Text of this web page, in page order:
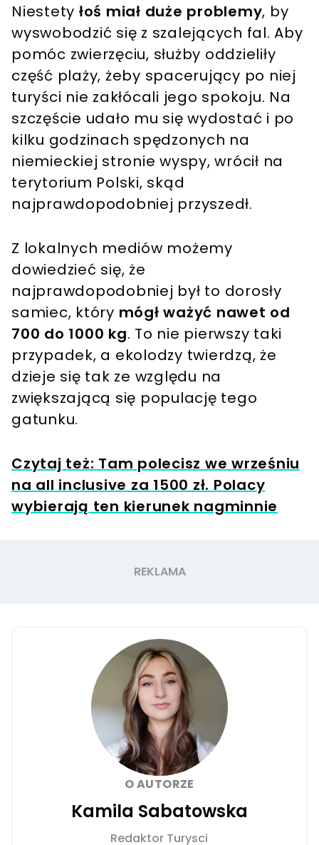
Niestety łoś miał duże problemy, by
wyswobodzić się z szalejących fal. Aby
pomóc zwierzęciu, służby oddzieliły
część plaży, żeby spacerujący po niej
turyści nie zakłócali jego spokoju. Na
szczęście udało mu się wydostać i po
kilku godzinach spędzonych na
niemieckiej stronie wyspy, wrócił na
terytorium Polski, skąd
najprawdopodobniej przyszedł.
Z lokalnych mediów możemy
dowiedzieć się, że
najprawdopodobniej był to dorosły
samiec, który mógł ważyć nawet od
700 do 1000 kg. To nie pierwszy taki
przypadek, a ekolodzy twierdzą, że
dzieje się tak ze względu na
zwiększającą się populację tego
gatunku.
Czytaj też: Tam polecisz we wrześniu
na all inclusive za 1500 zł. Polacy
wybierają ten kierunek nagminnie
O AUTORZE
Kamila Sabatowska
Redaktor Turysci